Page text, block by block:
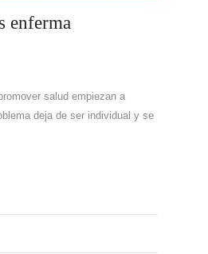
enferma
salud empiezan a
deja de ser individual y se